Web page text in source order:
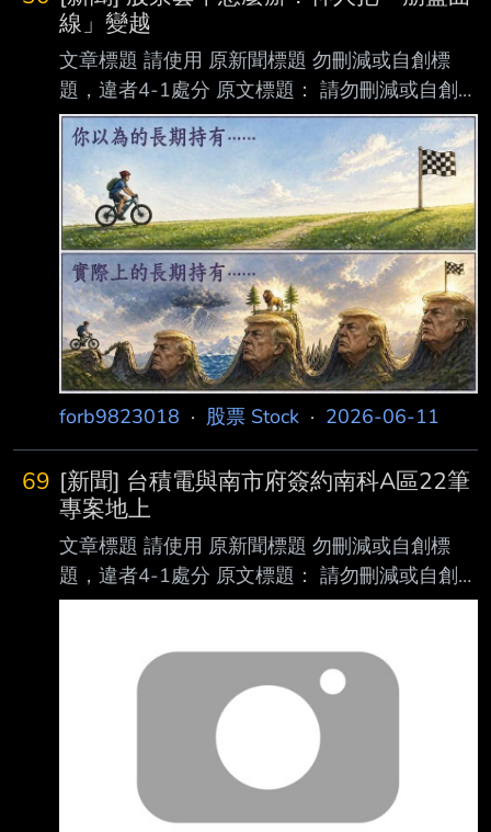
線」變越
文章標題 請使用 原新聞標題 勿刪減或自創標
題，違者4-1處分 原文標題： 請勿刪減或自創標
題，違者4-1處分，此行請刪除 股票套牢怎麼
辦？神人把「崩盤曲線」變越野小遊戲，網淚
推：邊騎邊哭最對味 原文連結： 網址超過一
行，請用縮網址，連結不能點擊者板規 1-2-2
處分。 https://bely.cc/ENBRWl 發布時間： 請
勿張貼超過3天新聞 2026年6月11日週四 上午
11:29 記者署名： MrSun Yahoo遊戲編輯 原文
內容： 由國外開發者獨立製作的免費網頁遊戲
《StonkRider》
forb9823018 · 股票 Stock · 2026-06-11
69 [新聞] 台積電與南市府簽約南科A區22筆
專案地上
文章標題 請使用 原新聞標題 勿刪減或自創標
題，違者4-1處分 原文標題： 請勿刪減或自創標
題，違者4-1處分，此行請刪除 台積電與南市府
製程新重鎮 原文連結： 網址超過一行，請用縮
網址，連結不能點擊者板規 1-2-2 處分。
https://estate.ltn.com.tw/article/28113 發布時
間： 請勿張貼超過3天新聞 2026/06/10 21:50
記者署名： 文/記者林耀文 原文內容： 南科特定
區開發迎來歷史性重大突破！南市府9日與台